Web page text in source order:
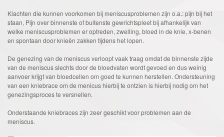
Klachten die kunnen voorkomen bij meniscusproblemen zijn o.a.: pijn bij het
staan, Pijn over binnenste of buitenste gewrichtspleet bij afhankelijk van
welke meniscusproblemen er optreden, zwelling, bloed in de knie, x-benen
en spontaan door knieën zakken tijdens het lopen.
De genezing van de meniscus verloopt vaak traag omdat de binnenste zijde
van de meniscus slechts door de bloedvaten wordt gevoed en dus weinig
aanvoer krijgt van bloedcellen om goed te kunnen herstellen. Ondersteuning
van een kniebrace om de menicus hierbij te ontzien is hierbij nodig om het
genezingsproces te versnellen.
Onderstaande kniebraces zijn zeer geschikt voor problemen aan de
meniscus.